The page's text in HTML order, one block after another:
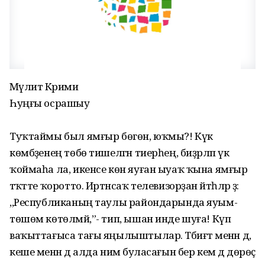
Мәүлит Кәрими
Һуңғы осрашыу
Туҡтаймы был ямғыр бөгөн, юҡмы?! Күк
көмбәҙенең төбө тишелгән тиерһең, биҙрәләп үк
ҡоймаһа ла, икенсе көн яуған ыуаҡ ҡына ямғыр
тәҡәтте ҡоротто. Иртәнсаҡ телевизорҙан әйтһәләр ҙә:
,,Республиканың таулы райондарында яуым-
төшөм көтөлмәй,”- тип, ышан инде шуға! Күп
ваҡыттағыса тағы яңылыштылар. Тәбиғәт менән дә,
кеше менән дә алда нимә буласағын бер кем дә дөрөҫ